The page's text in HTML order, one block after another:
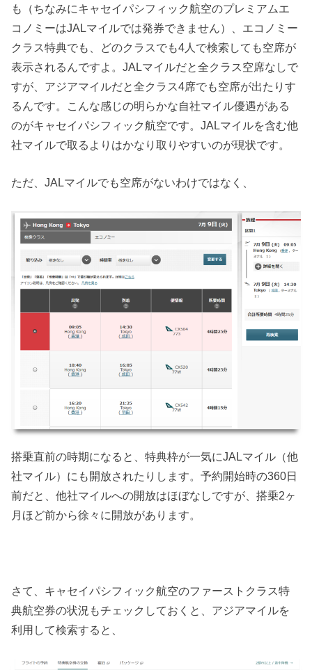
も（ちなみにキャセイパシフィック航空のプレミアムエ
コノミーはJALマイルでは発券できません）、エコノミー
クラス特典でも、どのクラスでも4人で検索しても空席が
表示されるんですよ。JALマイルだと全クラス空席なしで
すが、アジアマイルだと全クラス4席でも空席が出たりす
るんです。こんな感じの明らかな自社マイル優遇がある
のがキャセイパシフィック航空です。JALマイルを含む他
社マイルで取るよりはかなり取りやすいのが現状です。
ただ、JALマイルでも空席がないわけではなく、
搭乗直前の時期になると、特典枠が一気にJALマイル（他
社マイル）にも開放されたりします。予約開始時の360日
前だと、他社マイルへの開放はほぼなしですが、搭乗2ヶ
月ほど前から徐々に開放があります。
さて、キャセイパシフィック航空のファーストクラス特
典航空券の状況もチェックしておくと、アジアマイルを
利用して検索すると、